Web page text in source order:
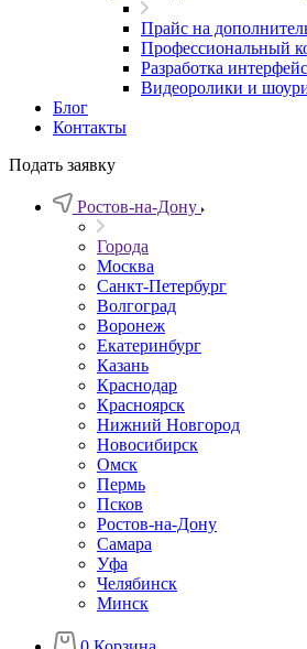
Прайс на
Профессиональный
Разработка
Видеоролики и
Блог
Контакты
Подать заявку
Ростов-на-Дону
Города
Москва
Санкт-Петербург
Волгоград
Воронеж
Екатеринбург
Казань
Краснодар
Красноярск
Нижний Новгород
Новосибирск
Омск
Пермь
Псков
Ростов-на-Дону
Самара
Уфа
Челябинск
Минск